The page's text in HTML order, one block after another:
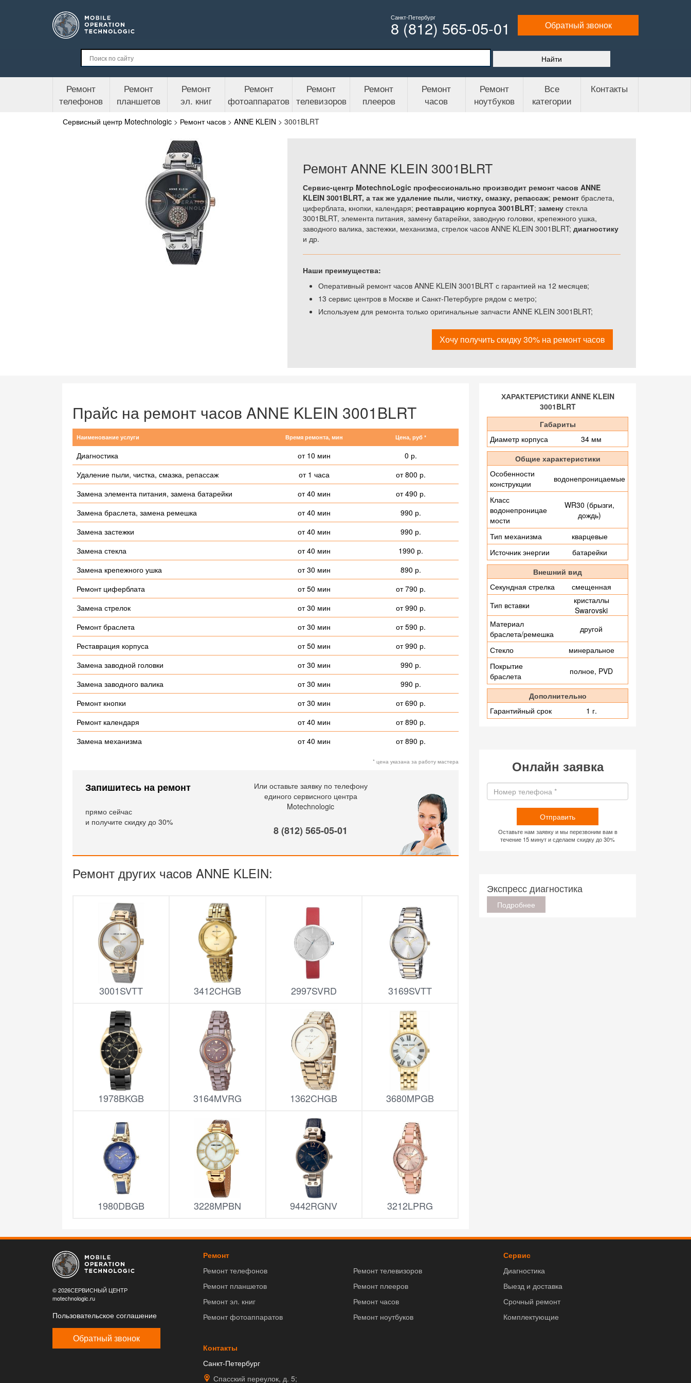
Санкт-Петербург
8 (812) 565-05-01 Обратный звонок
Ремонт
телефонов
Ремонт
планшетов
Ремонт
эл. книг
Ремонт
фотоаппаратов
Ремонт
телевизоров
Ремонт
плееров
Ремонт
часов
Ремонт
ноутбуков
Все
категории
Контакты
Сервисный центр Motechnologic > Ремонт часов > ANNE KLEIN > 3001BLRT
Ремонт ANNE KLEIN 3001BLRT
Сервис-центр MotechnoLogic профессионально производит ремонт часов ANNE
KLEIN 3001BLRT, а так же удаление пыли, чистку, смазку, репассаж; ремонт браслета,
циферблата, кнопки, календаря; реставрацию корпуса 3001BLRT; замену стекла
3001BLRT, элемента питания, замену батарейки, заводную головки, крепежного ушка,
заводного валика, застежки, механизма, стрелок часов ANNE KLEIN 3001BLRT; диагностику
и др.
Наши преимущества:
Оперативный ремонт часов ANNE KLEIN 3001BLRT с гарантией на 12 месяцев;
13 сервис центров в Москве и Санкт-Петербурге рядом с метро;
Используем для ремонта только оригинальные запчасти ANNE KLEIN 3001BLRT;
Хочу получить скидку 30% на ремонт часов
Прайс на ремонт часов ANNE KLEIN 3001BLRT
Наименование услуги Время ремонта, мин Цена, руб *
Диагностика от 10 мин
0 р.
Удаление пыли, чистка, смазка, репассаж
от 1 часа
от 800 р.
Замена элемента питания, замена батарейки
от 40 мин
от 490 р.
Замена браслета, замена ремешка
от 40 мин
990 р.
Замена застежки
от 40 мин
990 р.
Замена стекла
от 40 мин
1990 р.
Замена крепежного ушка
от 30 мин
890 р.
Ремонт циферблата
от 50 мин
от 790 р.
Замена стрелок
от 30 мин
от 990 р.
Ремонт браслета
от 30 мин
от 590 р.
Реставрация корпуса
от 50 мин
от 990 р.
Замена заводной головки
от 30 мин
990 р.
Замена заводного валика
от 30 мин
990 р.
Ремонт кнопки
от 30 мин
от 690 р.
Ремонт календаря
от 40 мин
от 890 р.
Замена механизма
от 40 мин от 890 р.
* цена указана за работу мастера
Запишитесь на ремонт
прямо сейчас
и получите скидку до 30%
Или оставьте заявку по телефону
единого сервисного центра
Motechnologic
8 (812) 565-05-01
Ремонт других часов ANNE KLEIN:
3001SVTT 3412CHGB 2997SVRD 3169SVTT
1978BKGB 3164MVRG 1362CHGB 3680MPGB
1980DBGB 3228MPBN 9442RGNV 3212LPRG
ХАРАКТЕРИСТИКИ ANNE KLEIN
3001BLRT
Габариты
Диаметр корпуса
34 мм
Общие характеристики
Особенности
конструкции
водонепроницаемые
Класс
водонепроницае
мости
WR30 (брызги,
дождь)
Тип механизма
кварцевые
Источник энергии
батарейки
Внешний вид
Секундная стрелка
смещенная
Тип вставки
кристаллы
Swarovski
Материал
браслета/ремешка
другой
Стекло
минеральное
Покрытие
браслета
полное, PVD
Дополнительно
Гарантийный срок
1 г.
Онлайн заявка
Отправить
Оставьте нам заявку и мы перезвоним вам в
течение 15 минут и сделаем скидку до 30%
Экспресс диагностика
Подробнее
© 2026СЕРВИСНЫЙ ЦЕНТР
motechnologic.ru
Пользовательское соглашение
Обратный звонок
Ремонт
Ремонт телефонов
Ремонт планшетов
Ремонт эл. книг
Ремонт фотоаппаратов
Ремонт телевизоров
Ремонт плееров
Ремонт часов
Ремонт ноутбуков
Сервис
Диагностика
Выезд и доставка
Срочный ремонт
Комплектующие
Контакты
Санкт-Петербург
Спасский переулок, д. 5;